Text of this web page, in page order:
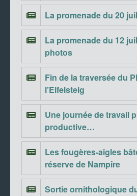
La promenade du 20
La promenade du 12
photos
Fin de la traversée du
l’Eifelsteig
Une journée de travail
productive…
Les fougères-aigles
réserve de Nampîre
Sortie ornithologique